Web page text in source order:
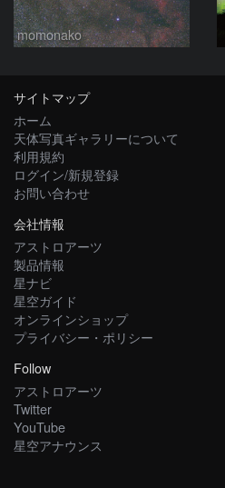
momonako
サイトマップ
ホーム
天体写真ギャラリーについて
利用規約
ログイン/新規登録
お問い合わせ
会社情報
アストロアーツ
製品情報
星ナビ
星空ガイド
オンラインショップ
プライバシー・ポリシー
Follow
アストロアーツ
Twitter
YouTube
星空アナウンス